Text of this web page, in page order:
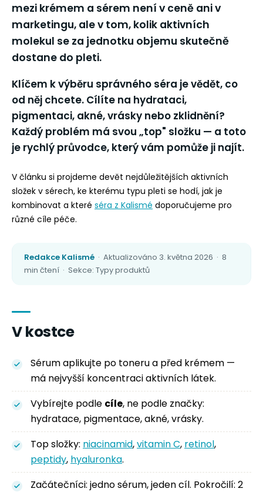
mezi krémem a sérem není v ceně ani v
marketingu, ale v tom, kolik aktivních
molekul se za jednotku objemu skutečně
dostane do pleti.
Klíčem k výběru správného séra jevědět, co
od něj chcete. Cílíte na hydrataci,
pigmentaci, akné, vrásky nebo zklidnění?
Každý problém má svou „top" složku — a toto
je rychlý průvodce, který vám pomůže ji najít.
V článku si projdeme devět nejdůležitějších aktivních
složek v sérech, ke kterému typu pleti se hodí, jak je
kombinovat a které séra z Kalismé doporučujeme pro
různé cíle péče.
Redakce Kalismé · Aktualizováno 3. května 2026 · 8
min čtení · Sekce: Typy produktů
V kostce
Sérum aplikujte po toneru a před krémem —
má nejvyšší koncentraci aktivních látek.
Vybírejte podle cíle, ne podle značky:
hydratace, pigmentace, akné, vrásky.
Top složky: niacinamid,vitamin C, retinol,
peptidy, hyaluronka.
Začátečníci: jedno sérum, jeden cíl. Pokročilí: 2